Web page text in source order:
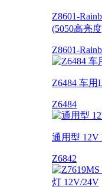
Z8601-
(5050高亮
Z8601-
Z6484 车用
Z6484
通用型
Z6842